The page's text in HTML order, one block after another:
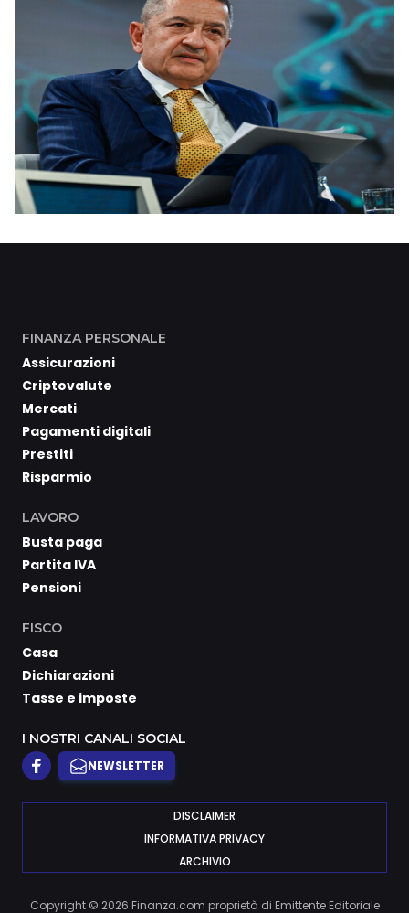
FINANZA PERSONALE
Assicurazioni
Criptovalute
Mercati
Pagamenti digitali
Prestiti
Risparmio
LAVORO
Busta paga
Partita IVA
Pensioni
FISCO
Casa
Dichiarazioni
Tasse e imposte
I NOSTRI CANALI SOCIAL
NEWSLETTER
DISCLAIMER
INFORMATIVA PRIVACY
ARCHIVIO
Copyright © 2026 Finanza.com proprietà di Emittente Editoriale